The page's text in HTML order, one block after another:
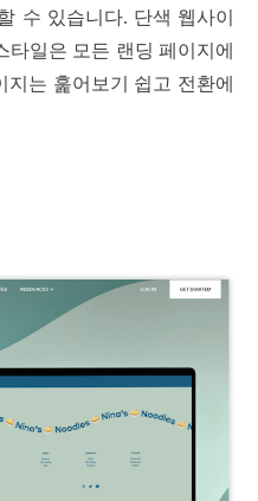
수 있습니다. 단색 웹사이
타일은 모든 랜딩 페이지에
는 훑어보기 쉽고 전환에